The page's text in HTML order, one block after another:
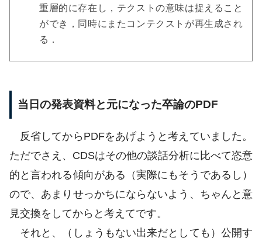
重層的に存在し，テクストの意味は捉えること
ができ，同時にまたコンテクストが再生成され
る．
当日の発表資料と元になった卒論のPDF
反省してからPDFをあげようと考えていました。
ただでさえ、CDSはその他の談話分析に比べて恣意
的と言われる傾向がある（実際にもそうであるし）
ので、あまりせっかちにならないよう、ちゃんと意
見交換をしてからと考えてです。
それと、（しょうもない出来だとしても）公開す